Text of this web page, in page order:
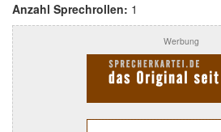
Anzahl Sprechrollen: 1
Werbung